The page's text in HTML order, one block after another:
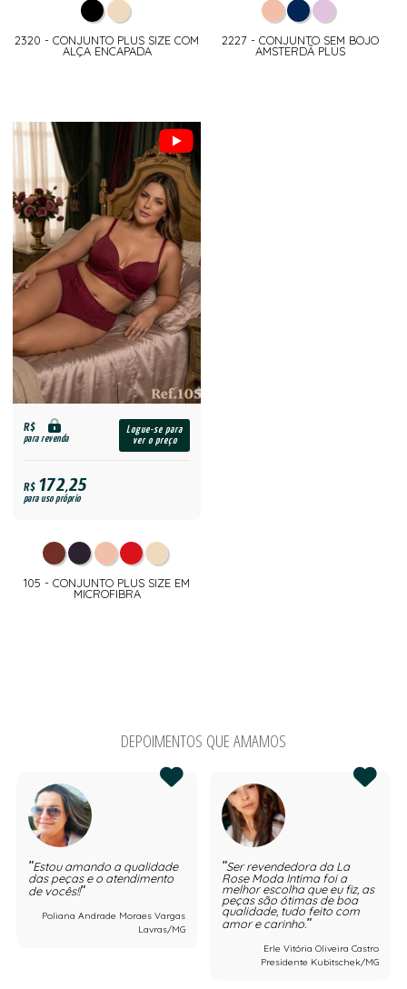
2320 - CONJUNTO PLUS SIZE COM
ALÇA ENCAPADA
2227 - CONJUNTO SEM BOJO
AMSTERDÃ PLUS
R$
para revenda
Logue-se para
ver o preço
R$172,25
para uso próprio
105 - CONJUNTO PLUS SIZE EM
MICROFIBRA
DEPOIMENTOS QUE AMAMOS
Estou amando a qualidade
das peças e o atendimento
de vocês!!
Poliana Andrade Moraes Vargas
Lavras/MG
Ser revendedora da La
Rose Moda Intima foi a
melhor escolha que eu fiz, as
peças são ótimas de boa
qualidade, tudo feito com
amor e carinho.
Erle Vitória Oliveira Castro
Presidente Kubitschek/MG